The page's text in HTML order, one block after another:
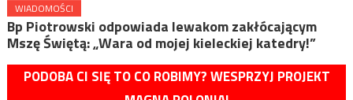
WIADOMOŚCI
Bp Piotrowski odpowiada lewakom zakłócającym
Mszę Świętą: „Wara od mojej kieleckiej katedry!”
PODOBA CI SIĘ TO CO ROBIMY? WESPRZYJ PROJEKT